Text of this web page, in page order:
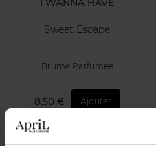
I WANNA HAVE
Sweet Escape
Brume Parfumée
8,50 € Ajouter